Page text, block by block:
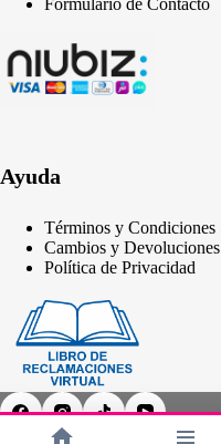
Formulario de Contacto
Ayuda
Términos y Condiciones
Cambios y Devoluciones
Política de Privacidad